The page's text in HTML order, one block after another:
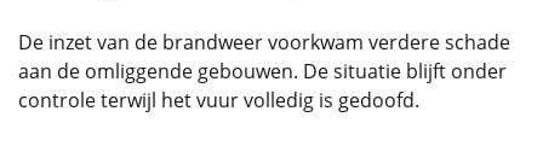
De inzet van de brandweer voorkwam verdere schade
aan de omliggende gebouwen. De situatie blijft onder
controle terwijl het vuur volledig is gedoofd.